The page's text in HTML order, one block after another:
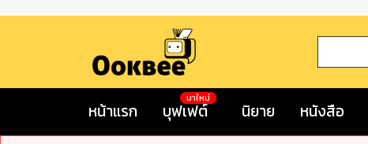
หน้าแรก บุฟเฟต์
มาใหม่
นิยาย หนังสือ